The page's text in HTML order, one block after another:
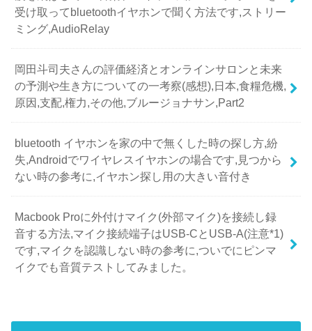
受け取ってbluetoothイヤホンで聞く方法です,ストリー
ミング,AudioRelay
岡田斗司夫さんの評価経済とオンラインサロンと未来
の予測や生き方についての一考察(感想),日本,食糧危機,
原因,支配,権力,その他,ブルージョナサン,Part2
bluetooth イヤホンを家の中で無くした時の探し方,紛
失,Androidでワイヤレスイヤホンの場合です,見つから
ない時の参考に,イヤホン探し用の大きい音付き
Macbook Proに外付けマイク(外部マイク)を接続し録
音する方法,マイク接続端子はUSB-CとUSB-A(注意*1)
です,マイクを認識しない時の参考に,ついでにピンマ
イクでも音質テストしてみました。